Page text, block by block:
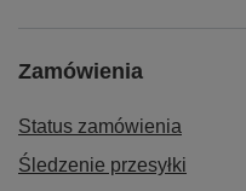
Zamówienia
Status zamówienia
Śledzenie przesyłki